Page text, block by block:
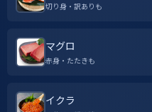
切り身・訳ありも
マグロ
赤身・たたきも
イクラ